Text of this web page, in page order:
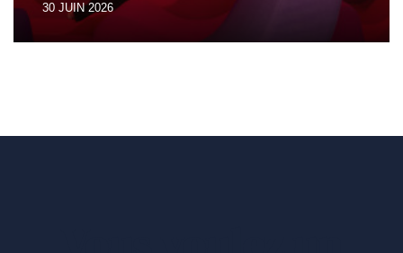
30 JUIN 2026